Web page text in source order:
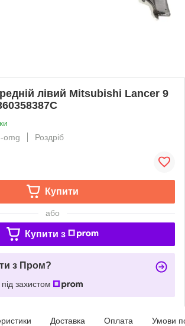
лівий Mitsubishi Lancer 9
omg
Роздріб
Купити
або
Купити з
з Пром?
захистом
Доставка Оплата Умови